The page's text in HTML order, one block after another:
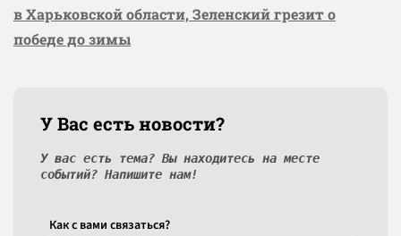
в Харьковской области, Зеленский грезит о
победе до зимы
У Вас есть новости?
У вас есть тема? Вы находитесь на месте
событий? Напишите нам!
Как c вами связаться?